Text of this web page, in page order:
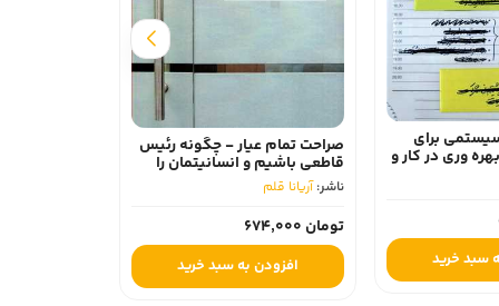
برای
وری در کار و
سبد خرید
صراحت تمام عیار - چگونه رئیس
قاطعی باشیم و انسانیتمان را
هم از دست ندهیم
ناشر:آریانا قلم
تومان 674,000
افزودن به سبد خرید